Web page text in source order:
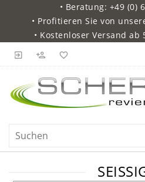
• Beratung: +49 (0)
• Profitieren Sie von
• Kostenloser Versand ab